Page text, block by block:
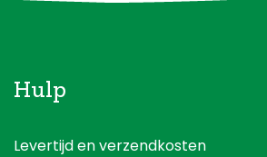
Hulp
Levertijd en verzendkosten